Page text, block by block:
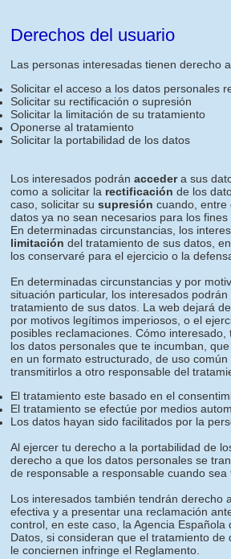
Derechos del usuario
Las personas interesadas tienen derecho
Solicitar el acceso a los datos personales
Solicitar su rectificación o supresión
Solicitar la limitación de su tratamiento
Oponerse al tratamiento
Solicitar la portabilidad de los datos
Los interesados podrán accedera sus
como a solicitar la rectificación de los
caso, solicitar su supresión cuando, entre
datos ya no sean necesarios para los fines
En determinadas circunstancias, los
limitación del tratamiento de sus datos,
los conservaré para el ejercicio o la
En determinadas circunstancias y por
situación particular, los interesados
tratamiento de sus datos. La web dejará
por motivos legítimos imperiosos, o el
posibles reclamaciones. Cómo
los datos personales que te incumban,
en un formato estructurado, de uso
transmitirlos a otro responsable del
El tratamiento este basado en el
El tratamiento se efectúe por medios
Los datos hayan sido facilitados por la
Al ejercer tu derecho a la portabilidad de
derecho a que los datos personales se
de responsable a responsable cuando sea
Los interesados también tendrán derecho
efectiva y a presentar una reclamación
control, en este caso, la Agencia Española
Datos, si consideran que el tratamiento de
le conciernen infringe el Reglamento.